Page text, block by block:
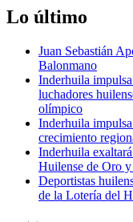
Lo último
Juan Sebastián
Balonmano
Inderhuila
luchadores
olímpico
Inderhuila
crecimiento
Inderhuila
Huilense de Oro
Deportistas
de la Lotería del